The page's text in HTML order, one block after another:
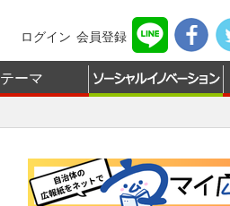
ログイン 会員登録
テーマ